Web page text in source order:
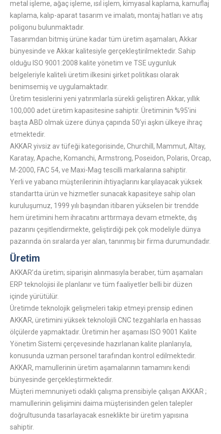
metal işleme, ağaç işleme, ısıl işlem, kimyasal kaplama, kamuflaj
kaplama, kalıp-aparat tasarım ve imalatı, montaj hatları ve atış
poligonu bulunmaktadır.
Tasarımdan bitmiş ürüne kadar tüm üretim aşamaları, Akkar
bünyesinde ve Akkar kalitesiyle gerçekleştirilmektedir. Sahip
olduğu ISO 9001:2008 kalite yönetim ve TSE uygunluk
belgeleriyle kaliteli üretim ilkesini şirket politikası olarak
benimsemiş ve uygulamaktadır.
Üretim tesislerini yeni yatırımlarla sürekli geliştiren Akkar, yıllık
100,000 adet üretim kapasitesine sahiptir. Üretiminin %95’ini
başta ABD olmak üzere dünya çapında 50’yi aşkın ülkeye ihraç
etmektedir.
AKKAR yivsiz av tüfeği kategorisinde, Churchill, Mammut, Altay,
Karatay, Apache, Komanchi, Armstrong, Poseidon, Polaris, Orcap,
M-2000, FAC 54, ve Maxi-Mag tescilli markalarına sahiptir.
Yerli ve yabancı müşterilerinin ihtiyaçlarını karşılayacak yüksek
standartta ürün ve hizmetler sunacak kapasiteye sahip olan
kuruluşumuz, 1999 yılı başından itibaren yükselen bir trendde
hem üretimini hem ihracatını arttırmaya devam etmekte, dış
pazarını çeşitlendirmekte, geliştirdiği pek çok modeliyle dünya
pazarında ön sıralarda yer alan, tanınmış bir firma durumundadır.
Üretim
AKKAR’da üretim; siparişin alınmasıyla beraber, tüm aşamaları
ERP teknolojisi ile planlanır ve tüm faaliyetler belli bir düzen
içinde yürütülür.
Üretimde teknolojik gelişmeleri takip etmeyi prensip edinen
AKKAR, üretimini yüksek teknolojili CNC tezgahlarla en hassas
ölçülerde yapmaktadır. Üretimin her aşaması ISO 9001 Kalite
Yönetim Sistemi çerçevesinde hazırlanan kalite planlarıyla,
konusunda uzman personel tarafından kontrol edilmektedir.
AKKAR, mamullerinin üretim aşamalarının tamamını kendi
bünyesinde gerçekleştirmektedir.
Müşteri memnuniyeti odaklı çalışma prensibiyle çalışan AKKAR ;
mamullerinin gelişimini daima müşterisinden gelen talepler
doğrultusunda tasarlayacak esneklikte bir üretim yapısına
sahiptir.